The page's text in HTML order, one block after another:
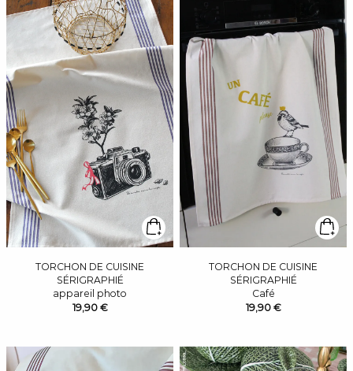
TORCHON DE CUISINE
SÉRIGRAPHIÉ
appareil photo
19,90 €
TORCHON DE CUISINE
SÉRIGRAPHIÉ
Café
19,90 €